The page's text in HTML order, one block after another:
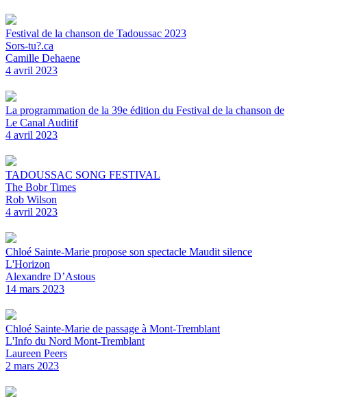
Festival de la chanson de Tadoussac 2023
Sors-tu?.ca
Camille Dehaene
4 avril 2023
La programmation de la 39e édition du Festival de la chanson de
Le Canal Auditif
4 avril 2023
TADOUSSAC SONG FESTIVAL
The Bobr Times
Rob Wilson
4 avril 2023
Chloé Sainte-Marie propose son spectacle Maudit silence
L'Horizon
Alexandre D’Astous
14 mars 2023
Chloé Sainte-Marie de passage à Mont-Tremblant
L'Info du Nord Mont-Tremblant
Laureen Peers
2 mars 2023